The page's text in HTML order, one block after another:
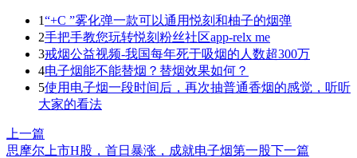
1“+C ”雾化弹一款可以通用悦刻和柚子的烟弹
2手把手教您玩转悦刻粉丝社区app-relx me
3戒烟公益视频-我国每年死于吸烟的人数超300万
4电子烟能不能替烟？替烟效果如何？
5使用电子烟一段时间后，再次抽普通香烟的感觉，听听
大家的看法
上一篇
思摩尔上市H股，首日暴涨，成就电子烟第一股下一篇